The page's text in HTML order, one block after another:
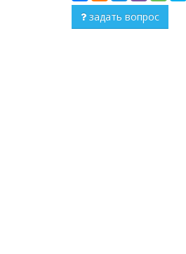
задать вопрос